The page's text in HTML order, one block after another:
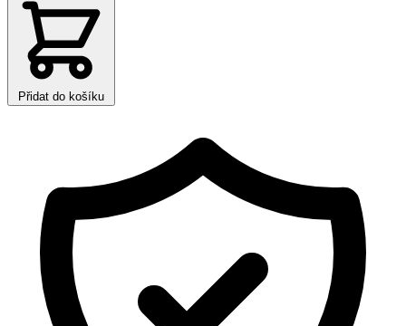
Přidat do košíku